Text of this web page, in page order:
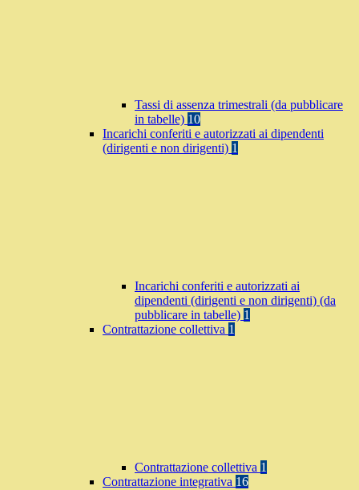
Tassi di assenza trimestrali (da pubblicare
in tabelle) 10
Incarichi conferiti e autorizzati ai dipendenti
(dirigenti e non dirigenti) 1
Incarichi conferiti e autorizzati ai
dipendenti (dirigenti e non dirigenti) (da
pubblicare in tabelle) 1
Contrattazione collettiva 1
Contrattazione collettiva 1
Contrattazione integrativa 16